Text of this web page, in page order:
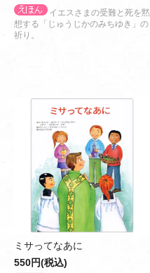
イエスさまの受難と死を黙
想する「じゅうじかのみちゆき」の
祈り。
ミサってなあに
550円(税込)